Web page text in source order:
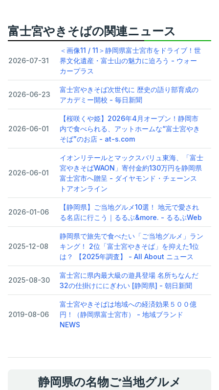
富士宮やきそばの関連ニュース
2026-07-31
＜画像11 / 11＞静岡県富士宮市をドライブ！世
界文化遺産・富士山の魅力に迫ろう - ウォー
カープラス
2026-06-23
富士宮やきそば次世代に 歴史の語り部育成の
アカデミー開校 - 毎日新聞
2026-06-01
【桜咲くや姫】2026年4月オープン！静岡市
内で食べられる、アットホームな“富士宮やき
そば”のお店 - at-s.com
2026-06-01
イオンリテールとマックスバリュ東海、「富士
宮やきそばWAON」寄付金約130万円を静岡県
富士宮市へ贈呈 - ダイヤモンド・チェーンス
トアオンライン
2026-01-06
【静岡県】ご当地グルメ10選！ 地元で愛され
る名店に行こう｜るるぶ&more. - るるぶWeb
2025-12-08
静岡県で旅先で食べたい「ご当地グルメ」ラン
キング！ 2位「富士宮やきそば」を抑えた1位
は？ 【2025年調査】 - All About ニュース
2025-08-30
富士宮に県内最大級の遊具登場 名所ちなんだ
32の仕掛けににぎわい [静岡県] - 朝日新聞
2019-08-06
富士宮やきそばは地域への経済効果５００億
円！（静岡県富士宮市） - 地域ブランド
NEWS
静岡県の名物ご当地グルメ